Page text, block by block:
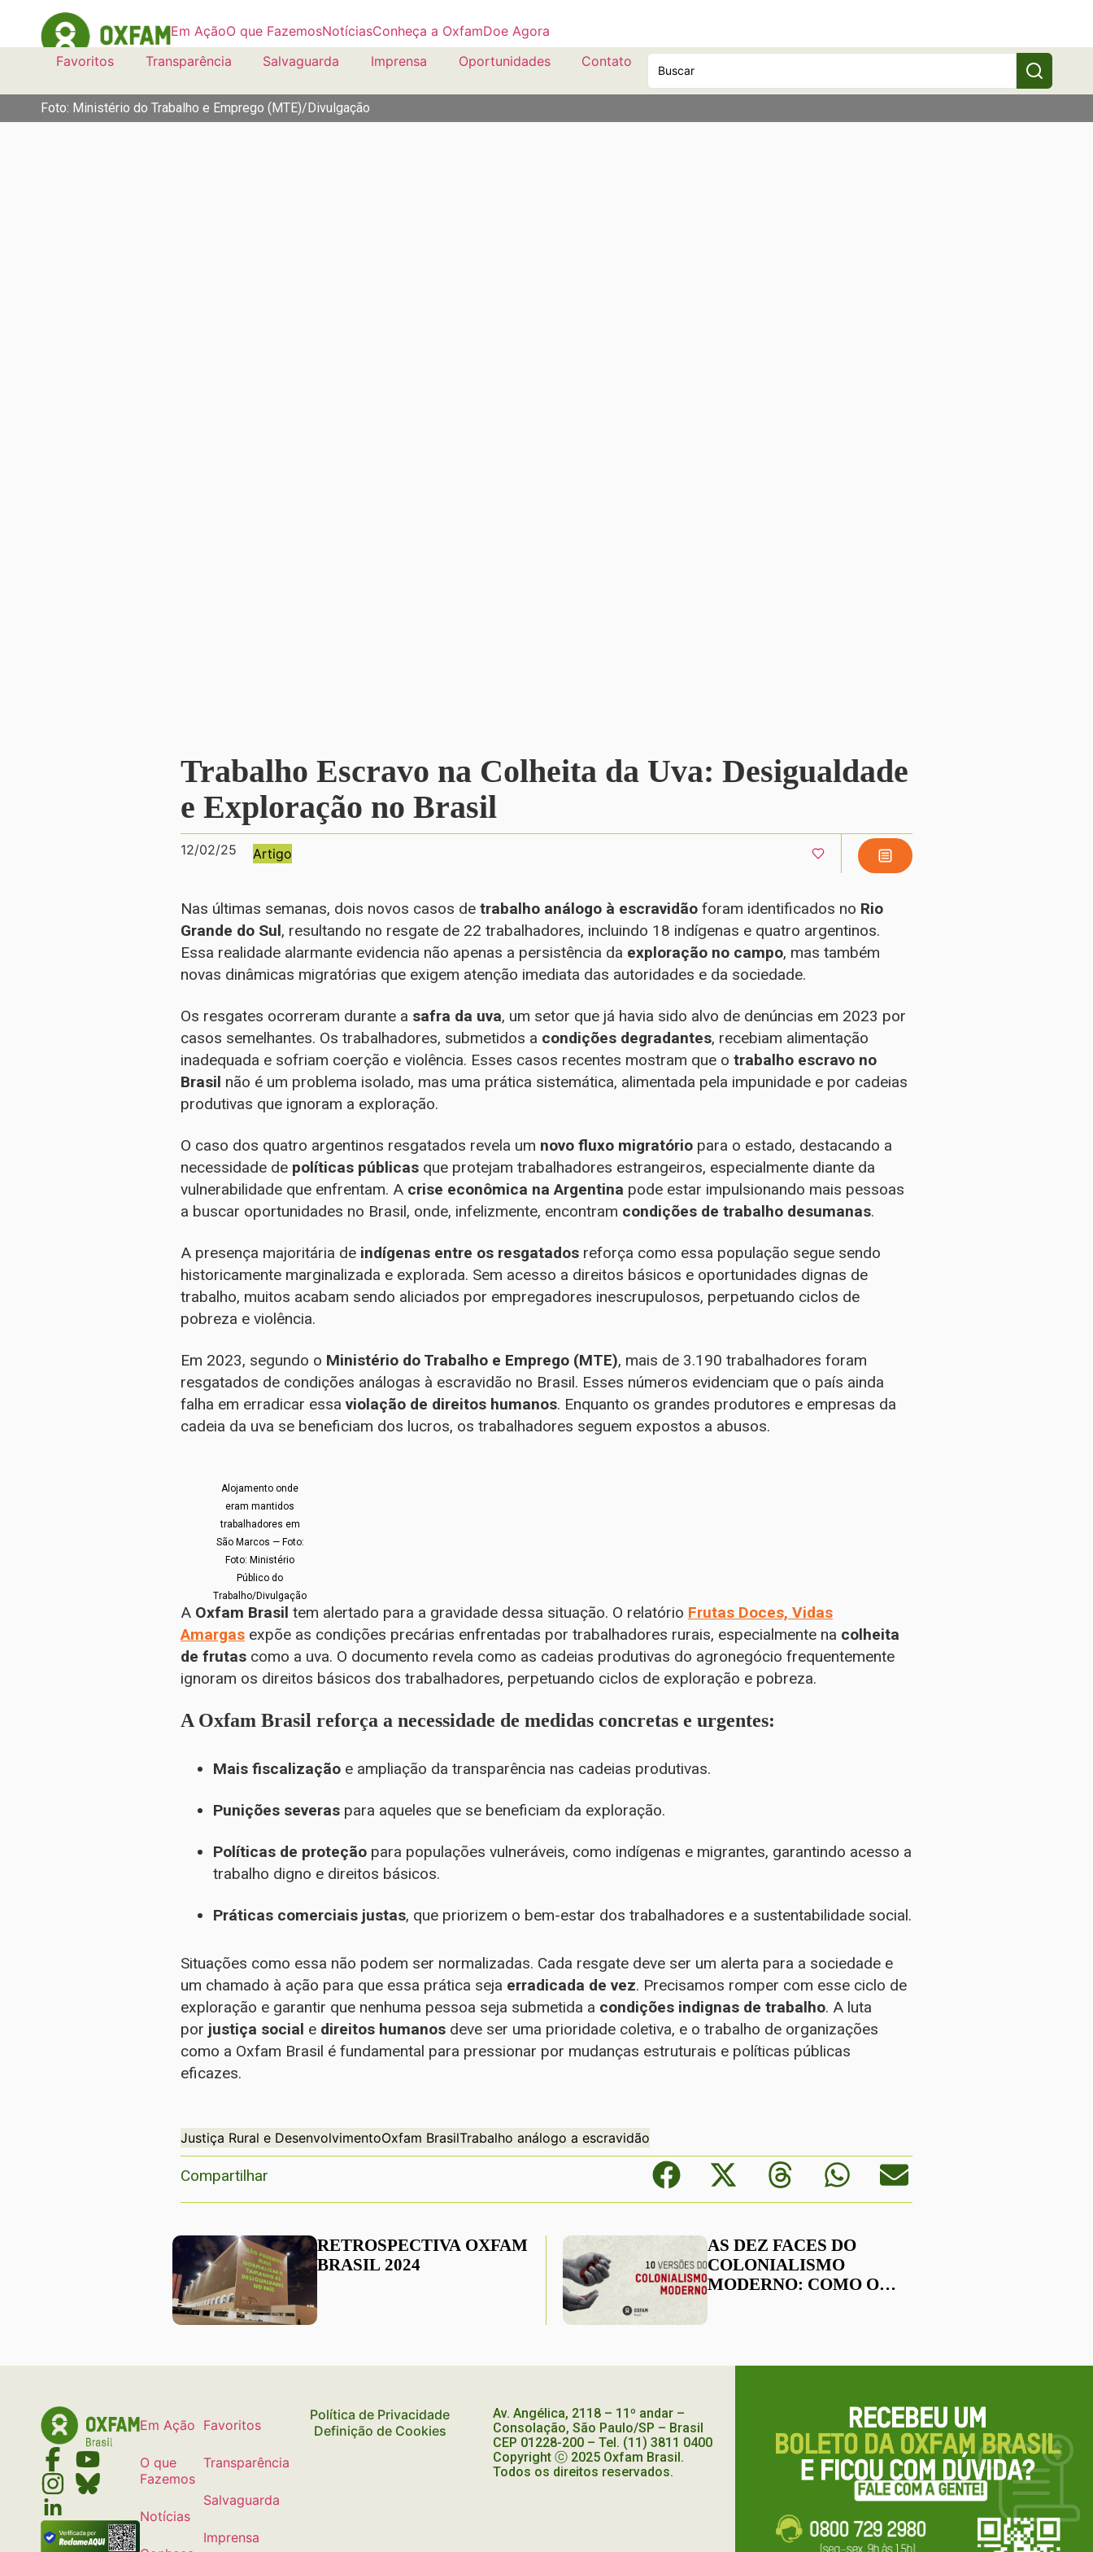
Em AçãoO que FazemosNotíciasConheça a OxfamDoe Agora
Favoritos
Transparência Salvaguarda Imprensa Oportunidades Contato
Foto: Ministério do Trabalho e Emprego (MTE)/Divulgação
Trabalho Escravo na Colheita da Uva: Desigualdade
e Exploração no Brasil
12/02/25 Artigo
Nas últimas semanas, dois novos casos de trabalho análogo à escravidão foram identificados no Rio
Grande do Sul, resultando no resgate de 22 trabalhadores, incluindo 18 indígenas e quatro argentinos.
Essa realidade alarmante evidencia não apenas a persistência da exploração no campo, mas também
novas dinâmicas migratórias que exigem atenção imediata das autoridades e da sociedade.
Os resgates ocorreram durante a safra da uva, um setor que já havia sido alvo de denúncias em 2023 por
casos semelhantes. Os trabalhadores, submetidos a condições degradantes, recebiam alimentação
inadequada e sofriam coerção e violência. Esses casos recentes mostram que o trabalho escravo no
Brasil não é um problema isolado, mas uma prática sistemática, alimentada pela impunidade e por cadeias
produtivas que ignoram a exploração.
O caso dos quatro argentinos resgatados revela um novo fluxo migratório para o estado, destacando a
necessidade de políticas públicas que protejam trabalhadores estrangeiros, especialmente diante da
vulnerabilidade que enfrentam. A crise econômica na Argentina pode estar impulsionando mais pessoas
a buscar oportunidades no Brasil, onde, infelizmente, encontram condições de trabalho desumanas.
A presença majoritária de indígenas entre os resgatados reforça como essa população segue sendo
historicamente marginalizada e explorada. Sem acesso a direitos básicos e oportunidades dignas de
trabalho, muitos acabam sendo aliciados por empregadores inescrupulosos, perpetuando ciclos de
pobreza e violência.
Em 2023, segundo o Ministério do Trabalho e Emprego (MTE), mais de 3.190 trabalhadores foram
resgatados de condições análogas à escravidão no Brasil. Esses números evidenciam que o país ainda
falha em erradicar essaviolação de direitos humanos. Enquanto os grandes produtores e empresas da
cadeia da uva se beneficiam dos lucros, os trabalhadores seguem expostos a abusos.
Alojamento onde
eram mantidos
trabalhadores em
São Marcos — Foto:
Foto: Ministério
Público do
Trabalho/Divulgação
A Oxfam Brasil tem alertado para a gravidade dessa situação. O relatório Frutas Doces, Vidas
Amargas expõe as condições precárias enfrentadas por trabalhadores rurais, especialmente na colheita
de frutas como a uva. O documento revela como as cadeias produtivas do agronegócio frequentemente
ignoram os direitos básicos dos trabalhadores, perpetuando ciclos de exploração e pobreza.
A Oxfam Brasil reforça a necessidade de medidas concretas e urgentes:
Mais fiscalização e ampliação da transparência nas cadeias produtivas.
Punições severas para aqueles que se beneficiam da exploração.
Políticas de proteção para populações vulneráveis, como indígenas e migrantes, garantindo acesso a
trabalho digno e direitos básicos.
Práticas comerciais justas, que priorizem o bem-estar dos trabalhadores e a sustentabilidade social.
Situações como essa não podem ser normalizadas. Cada resgate deve ser um alerta para a sociedade e
um chamado à ação para que essa prática seja erradicada de vez. Precisamos romper com esse ciclo de
exploração e garantir que nenhuma pessoa seja submetida a condições indignas de trabalho. A luta
por justiça social e direitos humanos deve ser uma prioridade coletiva, e o trabalho de organizações
como a Oxfam Brasil é fundamental para pressionar por mudanças estruturais e políticas públicas
eficazes.
Justiça Rural e DesenvolvimentoOxfam BrasilTrabalho análogo a escravidão
Compartilhar
RETROSPECTIVA OXFAM
BRASIL 2024
AS DEZ FACES DO
COLONIALISMO
MODERNO: COMO O
Em Ação
O que
Fazemos
Notícias
Favoritos
Transparência
Salvaguarda
Imprensa
Política de Privacidade
Definição de Cookies
Av. Angélica, 2118 – 11º andar –
Consolação, São Paulo/SP – Brasil
CEP 01228-200 – Tel. (11) 3811 0400
Copyright ⓒ 2025 Oxfam Brasil.
Todos os direitos reservados.